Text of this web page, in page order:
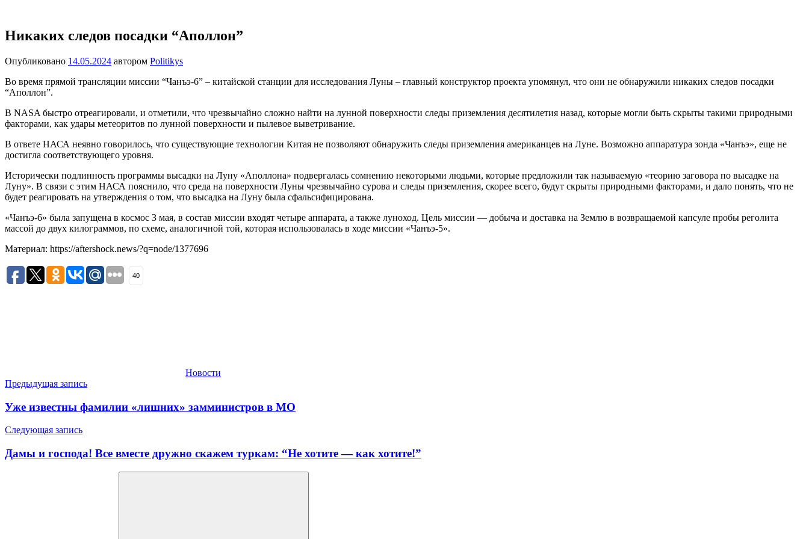
содержимому
один
сайт
WordPress
Никаких следов посадки “Аполлон”
Опубликовано 14.05.2024 автором Politikys
Во время прямой трансляции миссии “Чанъэ-6” – китайской станции для исследования Луны – главный конструктор проекта упомянул, что они не обнаружили никаких следов посадки
“Аполлон”.
В NASA быстро отреагировали, и отметили, что чрезвычайно сложно найти на лунной поверхности следы приземления десятилетия назад, которые могли быть скрыты такими природными
факторами, как удары метеоритов по лунной поверхности и пылевое выветривание.
В ответе НАСА неявно говорилось, что существующие технологии Китая не позволяют обнаружить следы приземления американцев на Луне. Возможно аппаратура зонда «Чанъэ», еще не
достигла соответствующего уровня.
Исторически подлинность программы высадки на Луну «Аполлона» подвергалась сомнению некоторыми людьми, которые предложили так называемую «теорию заговора по высадке на
Луну». В связи с этим НАСА пояснило, что среда на поверхности Луны чрезвычайно сурова и следы приземления, скорее всего, будут скрыты природными факторами, и дало понять, что не
будет реагировать на утверждения о том, что высадка на Луну была сфальсифицирована.
«Чанъэ-6» была запущена в космос 3 мая, в состав миссии входят четыре аппарата, а также луноход. Цель миссии — добыча и доставка на Землю в возвращаемой капсуле пробы реголита
массой до двух килограммов, по схеме, аналогичной той, которая использовалась в ходе миссии «Чанъэ-5».
Материал: https://aftershock.news/?q=node/1377696
40
Новости
Навигация
по
Предыдущая запись
Уже известны фамилии «лишних» замминистров в МО
Следующая запись
Дамы и господа! Все вместе дружно скажем туркам: “Не хотите — как хотите!”